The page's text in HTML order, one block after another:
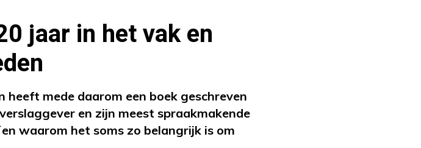
jaar in het vak en
mede daarom een boek geschreven
en zijn meest spraakmakende
waarom het soms zo belangrijk is om